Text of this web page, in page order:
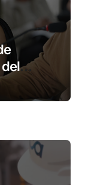
a
20 años